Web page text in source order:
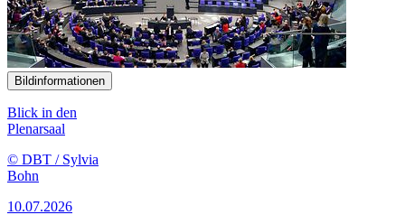
Bildinformationen
Blick in den
Plenarsaal
© DBT / Sylvia
Bohn
10.07.2026